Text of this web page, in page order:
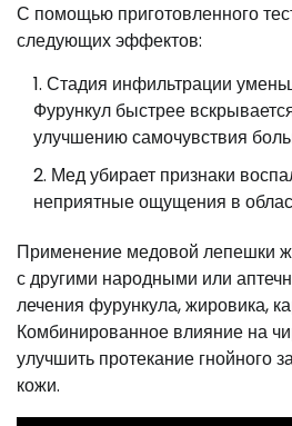
С помощью приготовленного
следующих эффектов:
Стадия инфильтрации
Фурункул быстрее
улучшению самочувствия
Мед убирает признаки
неприятные ощущения в
Применение медовой лепешки
с другими народными или
лечения фурункула, жировика,
Комбинированное влияние на
улучшить протекание гнойного
кожи.